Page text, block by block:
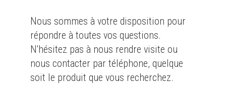
Nous sommes à votre disposition pour
répondre à toutes vos questions.
N'hésitez pas à nous rendre visite ou
nous contacter par téléphone, quelque
soit le produit que vous recherchez.